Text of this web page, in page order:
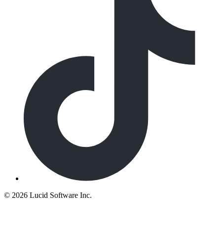
© 2026 Lucid Software Inc.